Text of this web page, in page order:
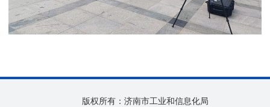
版权所有：济南市工业和信息化局